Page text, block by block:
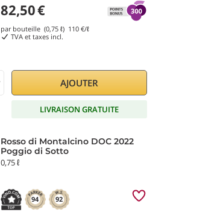
82,50€
par bouteille (0,75 ℓ) 110 €/ℓ
TVA et taxes incl.
AJOUTER
LIVRAISON GRATUITE
Rosso di Montalcino DOC 2022
Poggio di Sotto
0,75 ℓ
94 92